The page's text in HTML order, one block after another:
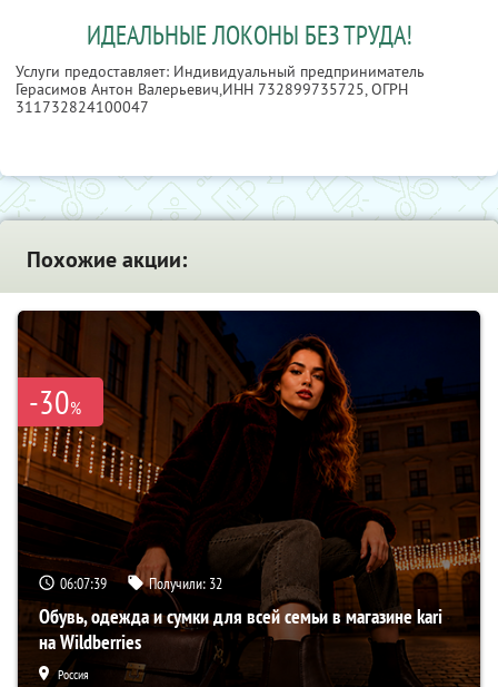
ИДЕАЛЬНЫЕ ЛОКОНЫ БЕЗ ТРУДА!
Услуги предоставляет: Индивидуальный предприниматель
Герасимов Антон Валерьевич,ИНН 732899735725, ОГРН
311732824100047
Похожие акции:
-30%
06:07:38 Получили: 32
Обувь, одежда и сумки для всей семьи в магазине kari
на Wildberries
Россия